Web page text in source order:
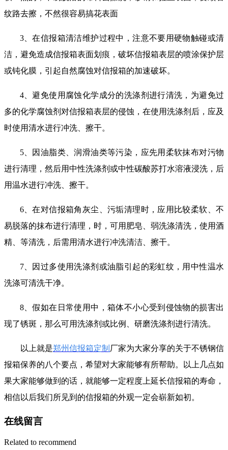
纹路去擦，不然很容易搞花表面
3、在信报箱清洁维护过程中，注意不要用硬物触碰或清
洁，避免造成信报箱表面划痕，破坏信报箱表层的喷涂保护层
或钝化膜，引起自然腐蚀对信报箱的加速破坏。
4、避免使用腐蚀化学成分的洗涤剂进行清洗，为避免过
多的化学腐蚀剂对信报箱表层的侵蚀，在使用洗涤剂后，应及
时使用清水进行冲洗、擦干。
5、因油脂类、润滑油类等污染，应先用柔软抹布对污物
进行清理，然后用中性洗涤剂或中性碳酸苏打水溶液浸洗，后
用温水进行冲洗、擦干。
6、在对信报箱角灰尘、污垢清理时，应用比较柔软、不
易脱落的抹布进行清理，时，可用肥皂、弱洗涤清洗，使用酒
精、等清洗，后需用清水进行冲洗清洁、擦干。
7、因过多使用洗涤剂或油脂引起的彩虹纹，用中性温水
洗涤可清洗干净。
8、假如在日常使用中，箱体不小心受到侵蚀物的损害出
现了锈斑，那么可用洗涤剂或比例、研磨洗涤剂进行清洗。
以上就是郑州信报箱定制 厂家为大家分享的关于不锈钢信
报箱保养的八个要点，希望对大家能够有所帮助。以上几点如
果大家能够做到的话，就能够一定程度上延长信报箱的寿命，
相信以后我们所见到的信报箱的外观一定会崭新如初。
在线留言
Related to recommend